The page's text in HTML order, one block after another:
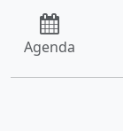
Agenda